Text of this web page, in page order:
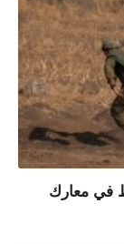
٥ جنود وضباط في معارك